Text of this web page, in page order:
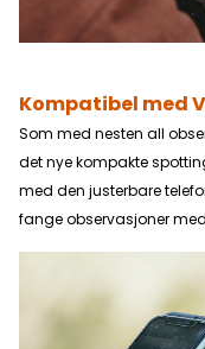
Kompatibel med
Som med nesten all
det nye kompakte
med den justerbare
fange observasjoner